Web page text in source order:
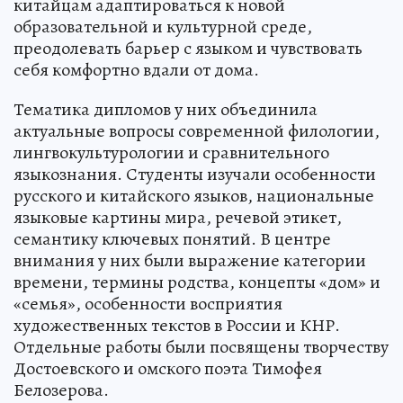
образовательной и культурной среде,
преодолевать барьер с языком и чувствовать
себя комфортно вдали от дома.
Тематика дипломов у них объединила
актуальные вопросы современной филологии,
лингвокультурологии и сравнительного
языкознания. Студенты изучали особенности
русского и китайского языков, национальные
языковые картины мира, речевой этикет,
семантику ключевых понятий. В центре
внимания у них были выражение категории
времени, термины родства, концепты «дом» и
«семья», особенности восприятия
художественных текстов в России и КНР.
Отдельные работы были посвящены творчеству
Достоевского и омского поэта Тимофея
Белозерова.